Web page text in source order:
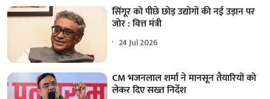
सिंगूर को पीछे छोड़ उद्योगों की नई उड़ान पर
जोर : वित्त मंत्री
24 Jul 2026
CM भजनलाल शर्मा ने मानसून तैयारियों को
लेकर दिए सख्त निर्देश